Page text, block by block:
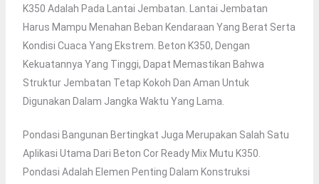
K350 Adalah Pada Lantai Jembatan. Lantai Jembatan
Harus Mampu Menahan Beban Kendaraan Yang Berat Serta
Kondisi Cuaca Yang Ekstrem. Beton K350, Dengan
Kekuatannya Yang Tinggi, Dapat Memastikan Bahwa
Struktur Jembatan Tetap Kokoh Dan Aman Untuk
Digunakan Dalam Jangka Waktu Yang Lama.
Pondasi Bangunan Bertingkat Juga Merupakan Salah Satu
Aplikasi Utama Dari Beton Cor Ready Mix Mutu K350.
Pondasi Adalah Elemen Penting Dalam Konstruksi